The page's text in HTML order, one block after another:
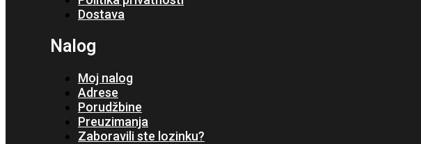
Dostava
Nalog
Moj nalog
Adrese
Porudžbine
Preuzimanja
Zaboravili ste lozinku?